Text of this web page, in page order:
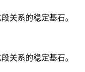
关系的稳定基石。
关系的稳定基石。